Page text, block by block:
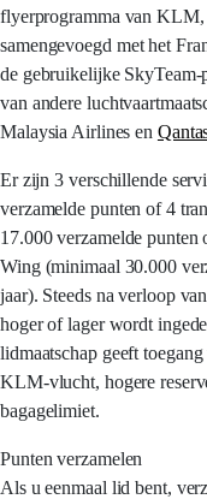
flyerprogramma van KLM,
samengevoegd met het
de gebruikelijke SkyTeam-
van andere
Malaysia Airlines en
Er zijn 3 verschillende
verzamelde punten of 4
17.000 verzamelde
Wing (minimaal 30.000
jaar). Steeds na verloop
hoger of lager wordt
lidmaatschap geeft
KLM-vlucht, hogere
bagagelimiet.
Punten verzamelen
Als u eenmaal lid bent,